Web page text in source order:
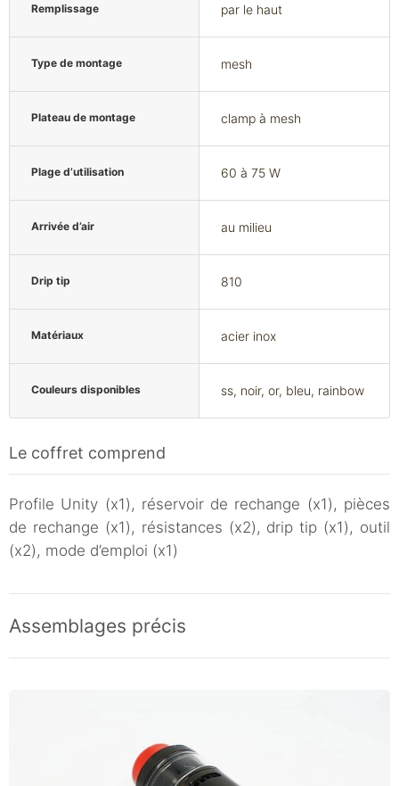
Remplissage par le haut
Type de montage mesh
Plateau de montage clamp à mesh
Plage d’utilisation 60 à 75 W
Arrivée d’air au milieu
Drip tip 810
Matériaux acier inox
Couleurs disponibles ss, noir, or, bleu, rainbow
Le coffret comprend
Profile Unity (x1), réservoir de rechange (x1), pièces
de rechange (x1), résistances (x2), drip tip (x1), outil
(x2), mode d’emploi (x1)
Assemblages précis